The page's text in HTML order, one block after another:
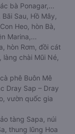
bà Ponagar,...
Sau, Hồ Mây,
Heo, hòn Bà,
Marina,...
hòn Rơm, đồi cát
chài Mũi Né,
phê Buôn Mê
Dray Sap – Dray
vườn quốc gia
tàng Sapa, núi
thung lũng Hoa